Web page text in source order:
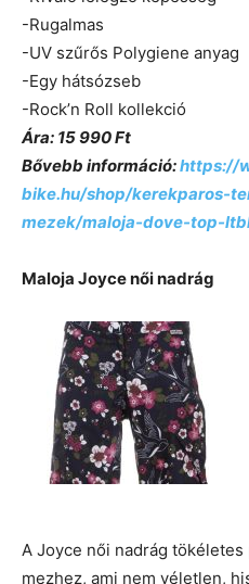
-Rugalmas
-UV szűrős Polygiene anyag
-Egy hátsózseb
-Rock’n Roll kollekció
Ára: 15 990 Ft
Bővebb információ:https://
bike.hu/shop/kerekparos-
mezek/maloja-dove-top-
Maloja Joyce női nadrág
A Joyce női nadrág
mezhez, ami nem véletlen,